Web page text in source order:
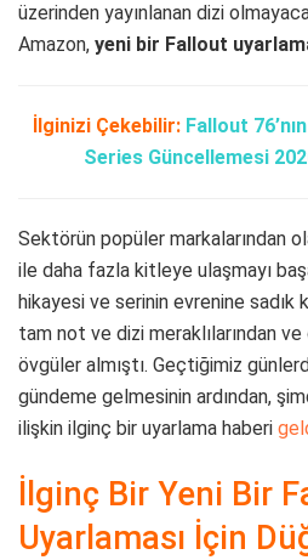
üzerinden yayınlanan dizi
Amazon, yeni bir Fallout
İlginizi Çekebilir: Fallout
Series Güncellemesi
Sektörün popüler markalarından
ile daha fazla kitleye ulaşmayı
hikayesi ve serinin evrenine sadık
tam not ve dizi meraklılarından
övgüler almıştı. Geçtiğimiz
gündeme gelmesinin ardından,
ilişkin ilginç bir uyarlama haberi
İlginç Bir Yeni Bir
Uyarlaması İçin